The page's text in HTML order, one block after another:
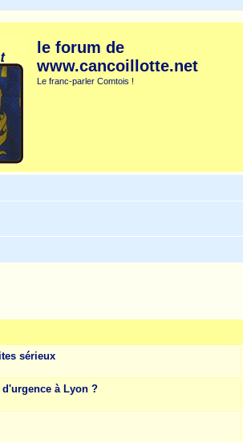
le forum de
www.cancoillotte.net
Le franc-parler Comtois !
sérieux
à Lyon ?